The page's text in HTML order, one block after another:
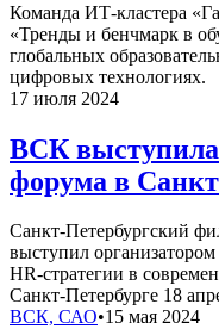
Команда ИТ-кластера
«Тренды и бенчмарк в
глобальных
цифровых технологиях.
17 июля 2024
ВСК выступила
форума в
Санкт-Петербургский
выступил
HR-стратегии в
Санкт-Петербурге 18
ВСК, САО•15 мая 2024